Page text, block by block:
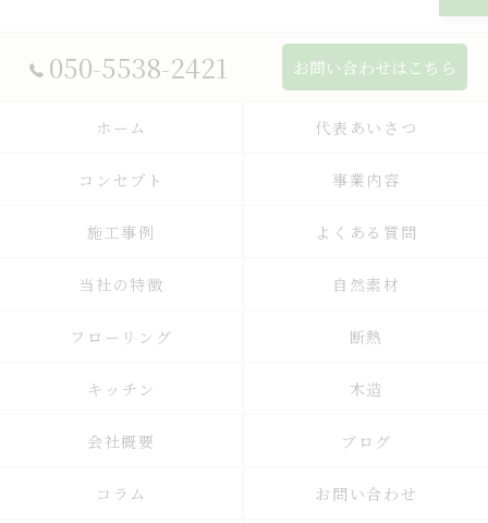
050-5538-2421 お問い合わせはこちら
ホーム 代表あいさつ
コンセプト 事業内容
施工事例 よくある質問
当社の特徴 自然素材
フローリング 断熱
キッチン 木造
会社概要 ブログ
コラム お問い合わせ